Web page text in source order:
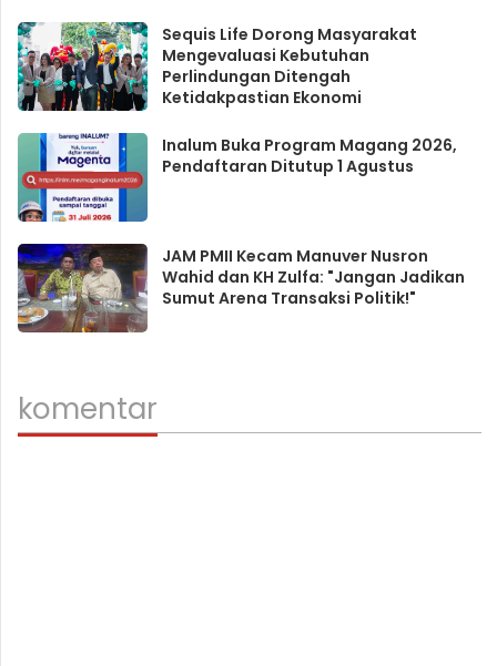
Sequis Life Dorong Masyarakat
Mengevaluasi Kebutuhan
Perlindungan Ditengah
Ketidakpastian Ekonomi
Inalum Buka Program Magang 2026,
Pendaftaran Ditutup 1 Agustus
JAM PMII Kecam Manuver Nusron
Wahid dan KH Zulfa: "Jangan Jadikan
Sumut Arena Transaksi Politik!"
komentar